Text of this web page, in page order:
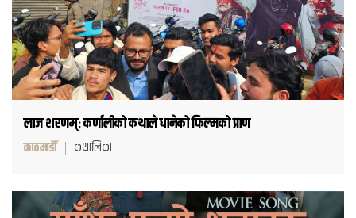
लाज शरणम्ः कर्णालीको कथाले धानेको फिल्मको प्राण
काठमाडौं कथालिका